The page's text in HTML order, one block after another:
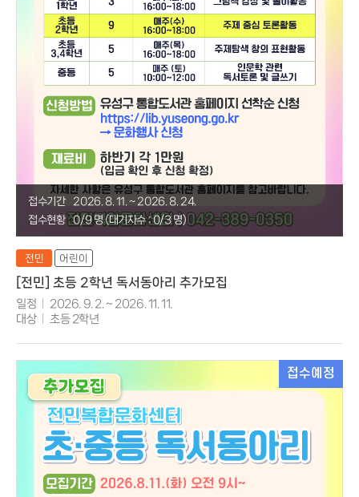
접수기간
2026. 8. 11. ~ 2026. 8. 24.
접수현황
0/9 명 (대기자수 : 0/3 명)
전민 어린이
[전민] 초등 2학년 독서동아리 추가모집
일정
2026. 9. 2. ~ 2026. 11. 11.
대상
초등 2학년
접수예정